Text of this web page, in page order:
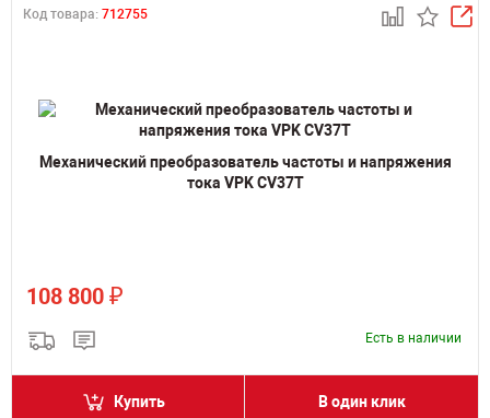
Код товара: 712755
Механический преобразователь частоты и напряжения
тока VPK CV37T
108 800 ₽
Есть в наличии
Купить В один клик